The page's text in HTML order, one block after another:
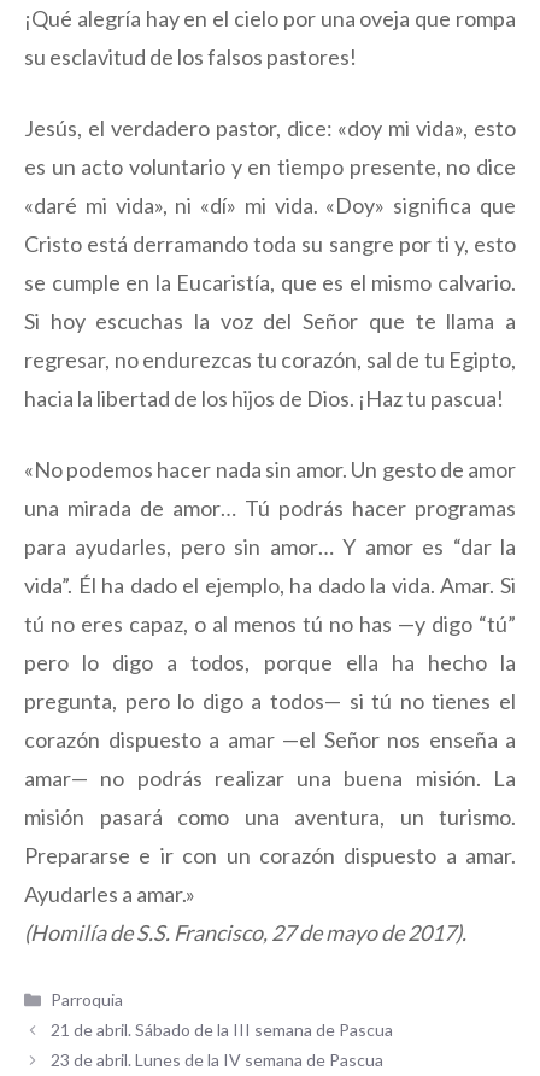
¡Qué alegría hay en el cielo por una oveja que rompa
su esclavitud de los falsos pastores!
Jesús, el verdadero pastor, dice: «doy mi vida», esto
es un acto voluntario y en tiempo presente, no dice
«daré mi vida», ni «dí» mi vida. «Doy» significa que
Cristo está derramando toda su sangre por ti y, esto
se cumple en la Eucaristía, que es el mismo calvario.
Si hoy escuchas la voz del Señor que te llama a
regresar, no endurezcas tu corazón, sal de tu Egipto,
hacia la libertad de los hijos de Dios. ¡Haz tu pascua!
«No podemos hacer nada sin amor. Un gesto de amor
una mirada de amor… Tú podrás hacer programas
para ayudarles, pero sin amor… Y amor es “dar la
vida”. Él ha dado el ejemplo, ha dado la vida. Amar. Si
tú no eres capaz, o al menos tú no has —y digo “tú”
pero lo digo a todos, porque ella ha hecho la
pregunta, pero lo digo a todos— si tú no tienes el
corazón dispuesto a amar —el Señor nos enseña a
amar— no podrás realizar una buena misión. La
misión pasará como una aventura, un turismo.
Prepararse e ir con un corazón dispuesto a amar.
Ayudarles a amar.»
(Homilía de S.S. Francisco, 27 de mayo de 2017).
Categorías
Parroquia
21 de abril. Sábado de la III semana de Pascua
23 de abril. Lunes de la IV semana de Pascua